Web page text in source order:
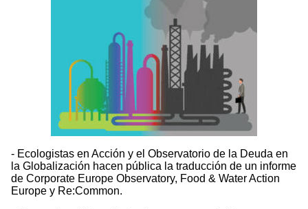
- Ecologistas en Acción y el Observatorio de la Deuda en
la Globalización hacen pública la traducción de un informe
de Corporate Europe Observatory, Food & Water Action
Europe y Re:Common.